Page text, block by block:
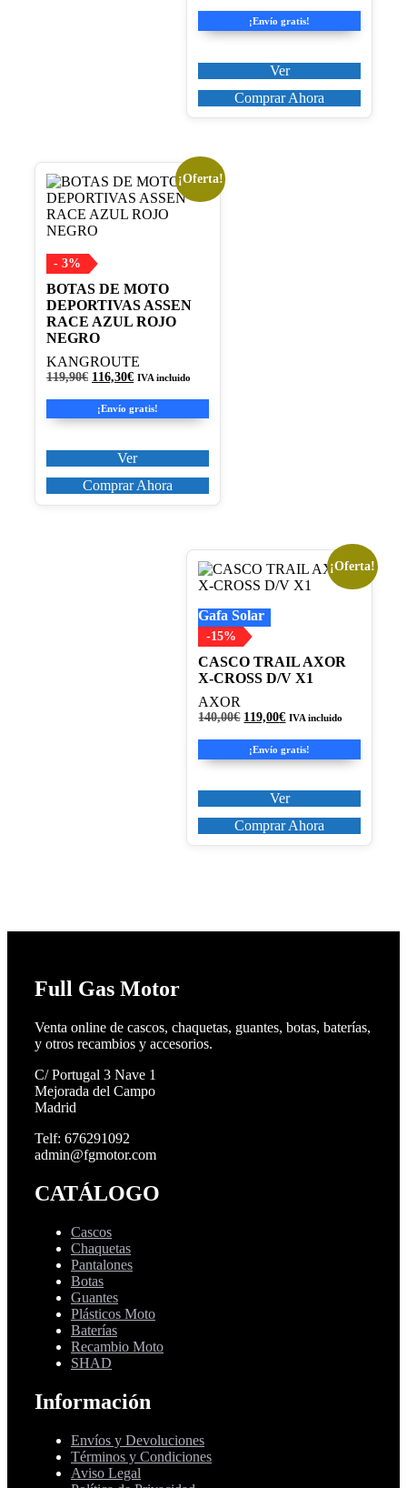
original
era:
actual
es:
¡Envío gratis!
Ver
Comprar Ahora
¡Oferta!
- 3%
BOTAS DE MOTO
DEPORTIVAS ASSEN
RACE AZUL ROJO
NEGRO
KANGROUTE
119,90€ El
original
era:
116,30€El
actual
es:
IVA incluido
¡Envío gratis!
Ver
Este
producto
tiene
múltiples
Las
opciones
se
pueden
elegir
en
la
página
Comprar Ahora
¡Oferta!
Gafa Solar
-15%
CASCO TRAIL AXOR
X-CROSS D/V X1
AXOR
140,00€ El
original
era:
119,00€El
actual
es:
IVA incluido
¡Envío gratis!
Ver
Este
producto
múltiples
variantes.
Las
opciones
se
pueden
elegir
página
Comprar Ahora
Full Gas Motor
Venta online de cascos, chaquetas, guantes, botas, baterías,
y otros recambios y accesorios.
C/ Portugal 3 Nave 1
Mejorada del Campo
Madrid
Telf: 676291092
admin@fgmotor.com
CATÁLOGO
Cascos
Chaquetas
Pantalones
Botas
Guantes
Plásticos Moto
Baterías
Recambio Moto
SHAD
Información
Envíos y Devoluciones
Términos y Condiciones
Aviso Legal